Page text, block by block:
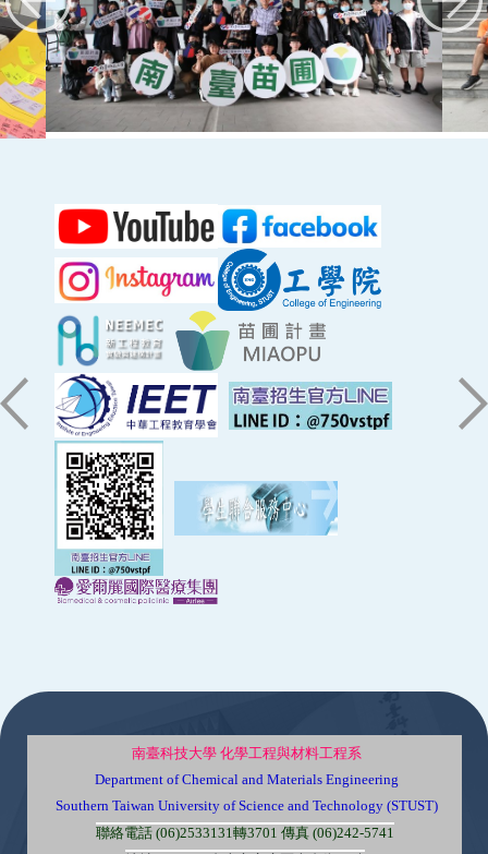
南臺科技大學 化學工程與材料工程系
Department of Chemical and Materials Engineering
Southern Taiwan University of Science and Technology (STUST)
聯絡電話 (06)2533131轉3701 傳真 (06)242-5741